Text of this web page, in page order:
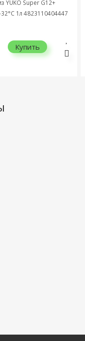
YUKO Super G12+
1л 4823110404447
Купить